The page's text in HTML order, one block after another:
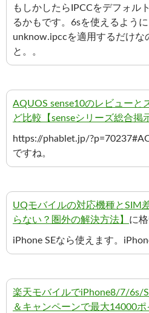
もしかしたらIPCCをデフォル
るかもです。6sを使えるように
unknow.ipccを適用するだけな
と。。
AQUOS sense10のレビューと
ど比較【senseシリーズ総合掲
https://phablet.jp/
ですね。
UQモバイルの対応機種とSIM
らない？圏外の解決方法】 に
iPhone SEなら使えます。
楽天モバイルでiPhone8/7/6s/
＆キャンペーンで最大14000